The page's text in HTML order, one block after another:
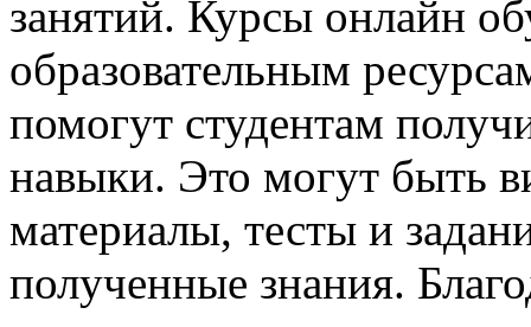
занятий. Курсы онлайн
образовательным
помогут студентам
навыки. Это могут быть
материалы, тесты и
полученные знания.